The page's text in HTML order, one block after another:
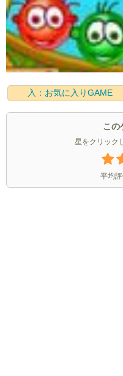
入：お気に入りGAME
この
星をクリック
平均評